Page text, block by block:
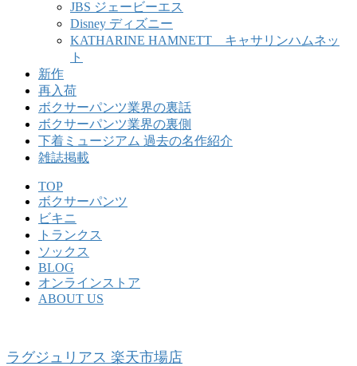
JBS ジェービーエス
Disney ディズニー
KATHARINE HAMNETT キャサリンハムネッ
ト
新作
再入荷
ボクサーパンツ業界の裏話
ボクサーパンツ業界の裏側
下着ミュージアム 過去の名作紹介
雑誌掲載
TOP
ボクサーパンツ
ビキニ
トランクス
ソックス
BLOG
オンラインストア
ABOUT US
ラグジュリアス 楽天市場店